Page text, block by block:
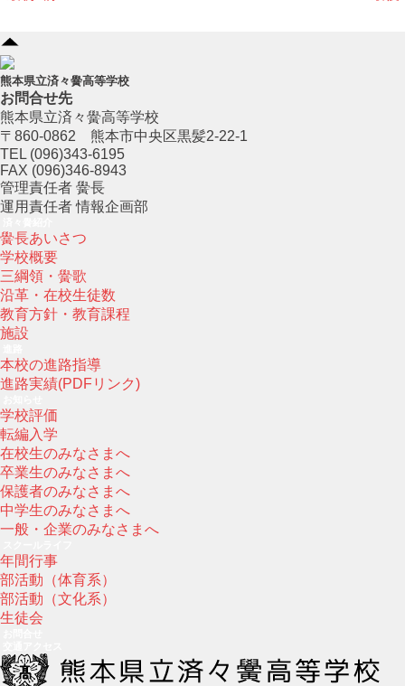
熊本県立済々黌高等学校
お問合せ先
熊本県立済々黌高等学校
〒860-0862 熊本市中央区黒髪2-22-1
TEL (096)343-6195
FAX (096)346-8943
管理責任者 黌長
運用責任者 情報企画部
黌長あいさつ
学校概要
三綱領・黌歌
沿革・在校生徒数
教育方針・教育課程
施設
本校の進路指導
進路実績(PDFリンク)
学校評価
転編入学
在校生のみなさまへ
卒業生のみなさまへ
保護者のみなさまへ
中学生のみなさまへ
一般・企業のみなさまへ
年間行事
部活動（体育系）
部活動（文化系）
生徒会